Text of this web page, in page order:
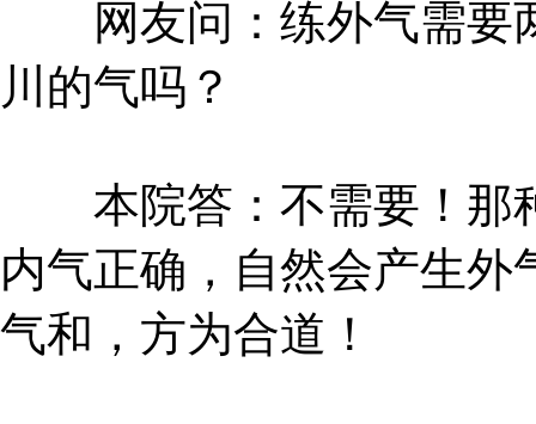
网友问：练外气需要
川的气吗？
本院答：不需要！那
内气正确，自然会产生
气和，方为合道！